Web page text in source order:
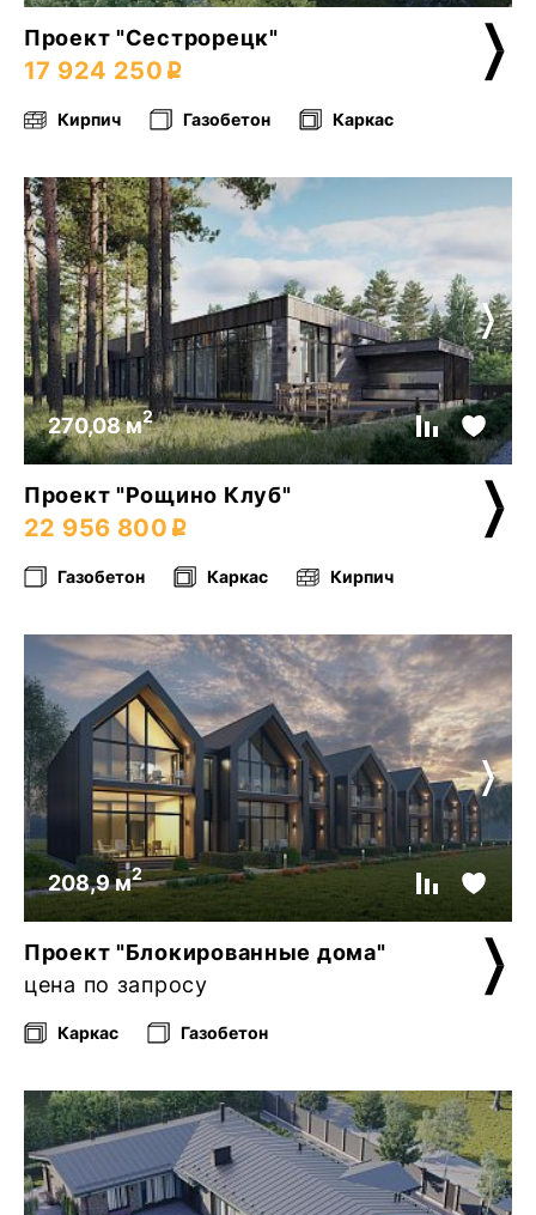
Проект "Сестрорецк"
17 924 250
Кирпич Газобетон Каркас
270,08 м2
Проект "Рощино Клуб"
22 956 800
Газобетон Каркас Кирпич
208,9 м2
Проект "Блокированные дома"
цена по запросу
Каркас Газобетон